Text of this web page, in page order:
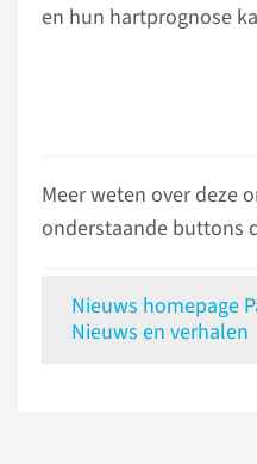
en hun hartprognose
Meer weten over deze
onderstaande buttons
Nieuws homepage
Nieuws en verhalen